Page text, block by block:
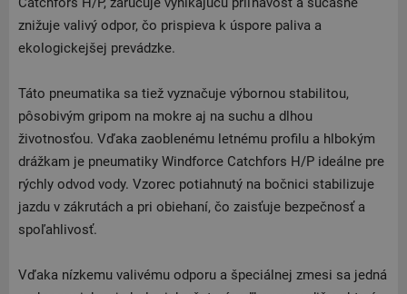
znižuje valivý odpor, čo prispieva k úspore paliva a
ekologickejšej prevádzke.
Táto pneumatika sa tiež vyznačuje výbornou stabilitou,
pôsobivým gripom na mokre aj na suchu a dlhou
životnosťou. Vďaka zaoblenému letnému profilu a hlbokým
drážkam je pneumatiky Windforce Catchfors H/P ideálne pre
rýchly odvod vody. Vzorec potiahnutý na bočnici stabilizuje
jazdu v zákrutách a pri obiehaní, čo zaisťuje bezpečnosť a
spoľahlivosť.
Vďaka nízkemu valivému odporu a špeciálnej zmesi sa jedná